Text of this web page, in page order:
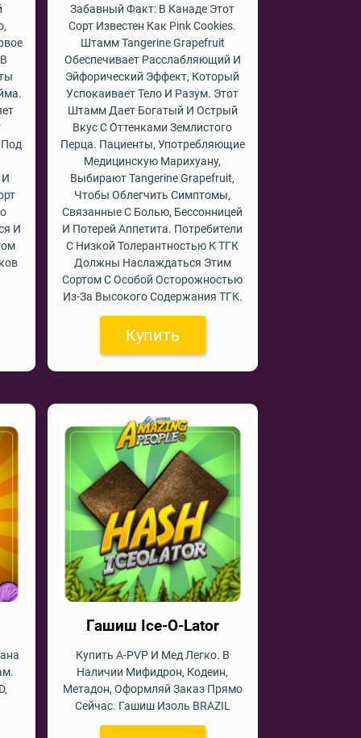
И
И
Забавный Факт: В Канаде Этот
Сорт Известен Как Pink Cookies.
Штамм Tangerine Grapefruit
Обеспечивает Расслабляющий И
Эйфорический Эффект, Который
Успокаивает Тело И Разум. Этот
Штамм Дает Богатый И Острый
Вкус С Оттенками Землистого
Перца. Пациенты, Употребляющие
Медицинскую Марихуану,
Выбирают Tangerine Grapefruit,
Чтобы Облегчить Симптомы,
Связанные С Болью, Бессонницей
И Потерей Аппетита. Потребители
С Низкой Толерантностью К ТГК
Должны Наслаждаться Этим
Сортом С Особой Осторожностью
Из-За Высокого Содержания ТГК.
Купить
Гашиш Ice-O-Lator
Купить A-PVP И Мед Легко. В
Наличии Мифидрон, Кодеин,
Метадон, Оформляй Заказ Прямо
Сейчас. Гашиш Изоль BRAZIL